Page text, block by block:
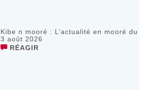
Kibe n mooré : L’actualité en mooré du
3 août 2026
RÉAGIR